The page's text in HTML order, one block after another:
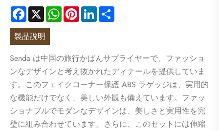
Facebook
X WhatsApp
PinterestLinkedIn
製品説明
Senda は中国の旅行かばんサプライヤーで、ファッショ
ンなデザインと考え抜かれたディテールを提供していま
す。このフェイクコーナー保護 ABS ラゲッジは、実用的
な機能だけでなく、美しい外観も備えています。ファッ
ショナブルでモダンなデザインは、美しさと実用性を完
璧に組み合わせています。さらに、このセットには伸縮